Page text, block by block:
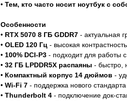
• Тем, кто часто носит ноутбук с
Особенности
• RTX 5070 8 ГБ GDDR7 - актуальная
• OLED 120 Гц - высокая
• 100% DCI-P3 - подходит для работы
• 32 ГБ LPDDR5X распаяны - быстро,
• Компактный корпус 14 дюймов -
• Wi-Fi 7 - поддержка нового
• Thunderbolt 4 - подключение док-